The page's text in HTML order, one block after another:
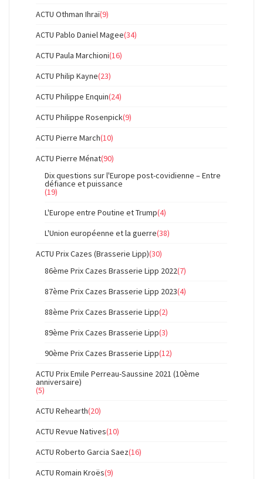
ACTU Othman Ihraï(9)
ACTU Pablo Daniel Magee(34)
ACTU Paula Marchioni(16)
ACTU Philip Kayne(23)
ACTU Philippe Enquin(24)
ACTU Philippe Rosenpick(9)
ACTU Pierre March(10)
ACTU Pierre Ménat(90)
Dix questions sur l'Europe post-covidienne – Entre
défiance et puissance
(19)
L'Europe entre Poutine et Trump(4)
L'Union européenne et la guerre(38)
ACTU Prix Cazes (Brasserie Lipp)(30)
86ème Prix Cazes Brasserie Lipp 2022(7)
87ème Prix Cazes Brasserie Lipp 2023(4)
88ème Prix Cazes Brasserie Lipp(2)
89ème Prix Cazes Brasserie Lipp(3)
90ème Prix Cazes Brasserie Lipp(12)
ACTU Prix Emile Perreau-Saussine 2021 (10ème
anniversaire)
(5)
ACTU Rehearth(20)
ACTU Revue Natives(10)
ACTU Roberto Garcia Saez(16)
ACTU Romain Kroës(9)